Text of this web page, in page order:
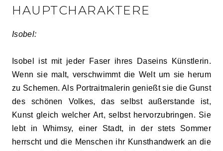
HAUPTCHARAKTERE
Isobel:
Isobel ist mit jeder Faser ihres Daseins Künstlerin.
Wenn sie malt, verschwimmt die Welt um sie herum
zu Schemen. Als Portraitmalerin genießt sie die Gunst
des schönen Volkes, das selbst außerstande ist,
Kunst gleich welcher Art, selbst hervorzubringen. Sie
lebt in Whimsy, einer Stadt, in der stets Sommer
herrscht und die Menschen ihr Kunsthandwerk an die